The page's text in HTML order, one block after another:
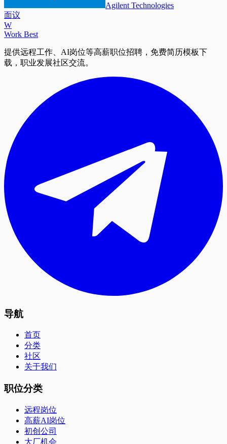
Agilent Technologies
面议
W
Work Best
提供远程工作、AI岗位等高薪职位招聘，免费简历模板下
载，职业发展社区交流。
导航
首页
分类
社区
关于我们
职位分类
远程岗位
高薪AI岗位
初创公司
大厂机会